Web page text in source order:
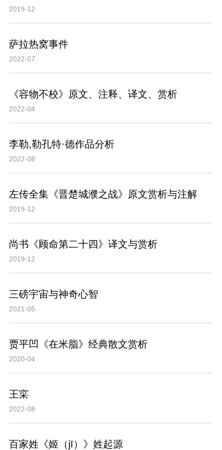
2019-12
萨拉热窝事件
2022-07
《容物不校》原文、注释、译文、赏析
2022-04
李勒,勒孔特·德作品分析
2022-08
左传全集《晋楚城濮之战》原文赏析与注解
2019-12
尚书《顾命第二十四》译文与赏析
2019-12
三磅宇宙与神奇心智
2021-05
贾平凹《在米脂》经典散文赏析
2020-04
王寀
2022-08
百家姓《姬（jī）》姓起源